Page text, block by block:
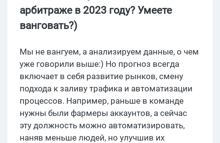
арбитраже в 2023 году? Умеете
ванговать?)
Мы не вангуем, а анализируем данные, о чем
уже говорили выше:) Но прогноз всегда
включает в себя развитие рынков, смену
подхода к заливу трафика и автоматизации
процессов. Например, раньше в команде
нужны были фармеры аккаунтов, а сейчас
эту должность можно автоматизировать,
наняв меньше людей, но улучшив их